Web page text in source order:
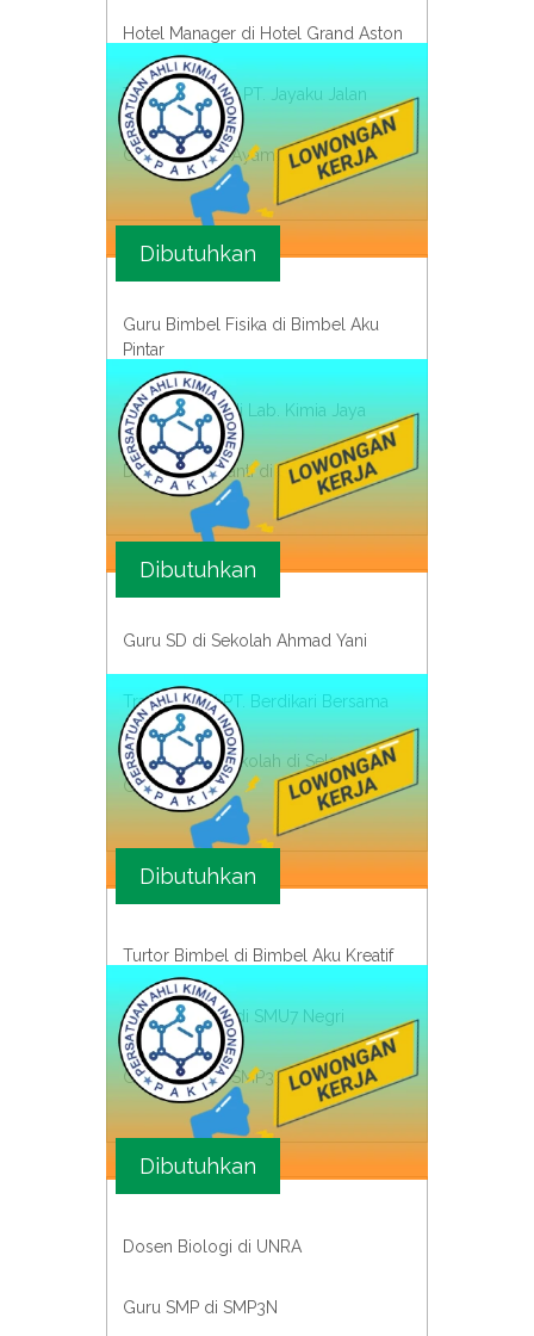
Hotel Manager di Hotel Grand Aston
Travel Agent di PT. Jayaku Jalan
Chef di Resto Ayam Geprek Adi
Dibutuhkan
Guru Bimbel Fisika di Bimbel Aku
Pintar
Peneliti Fisika di Lab. Kimia Jaya
Dosen Pengganti di UI
Dibutuhkan
Guru SD di Sekolah Ahmad Yani
Translator di PT. Berdikari Bersama
Administrasi Sekolah di Sekolah
Gajah Mada
Dibutuhkan
Turtor Bimbel di Bimbel Aku Kreatif
Guru Honorer di SMU7 Negri
Guru Fisika di SMP3N
Dibutuhkan
Dosen Biologi di UNRA
Guru SMP di SMP3N